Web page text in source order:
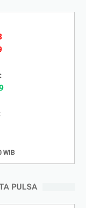
WIB
PULSA